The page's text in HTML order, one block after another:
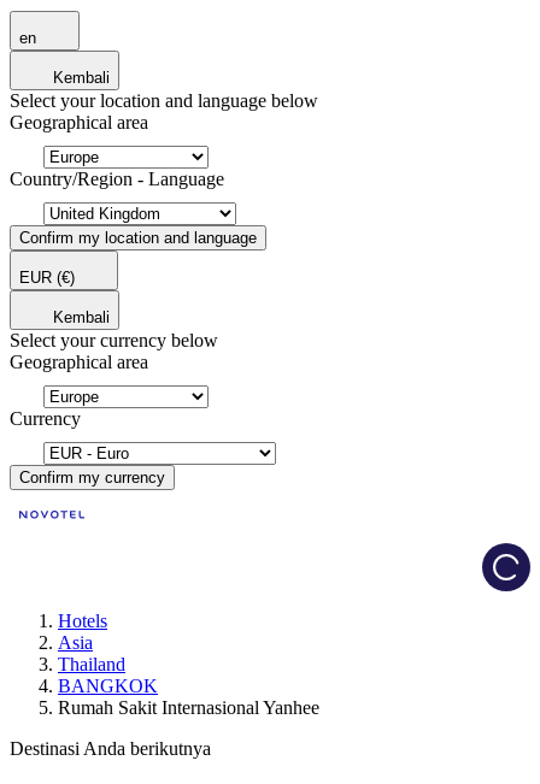
en
Kembali
Select your location and language below
Geographical area
Country/Region - Language
Confirm my location and language
EUR (€)
Kembali
Select your currency below
Geographical area
Currency
Confirm my currency
Hotels
Asia
Thailand
BANGKOK
Rumah Sakit Internasional Yanhee
Destinasi Anda berikutnya